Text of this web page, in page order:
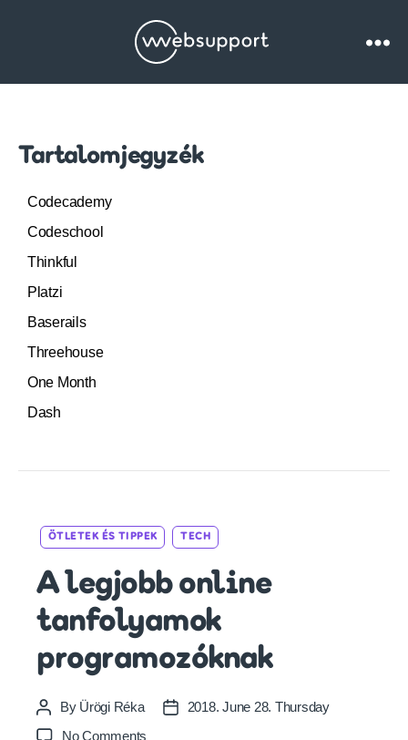
Websupport.hu
Tartalomjegyzék
Codecademy
Codeschool
Thinkful
Platzi
Baserails
Threehouse
One Month
Dash
Categories
ÖTLETEK ÉS TIPPEK TECH
A legjobb online
tanfolyamok
programozóknak
Post
author
By Ürögi Réka
Post2018. June 28. Thursday
No Comments